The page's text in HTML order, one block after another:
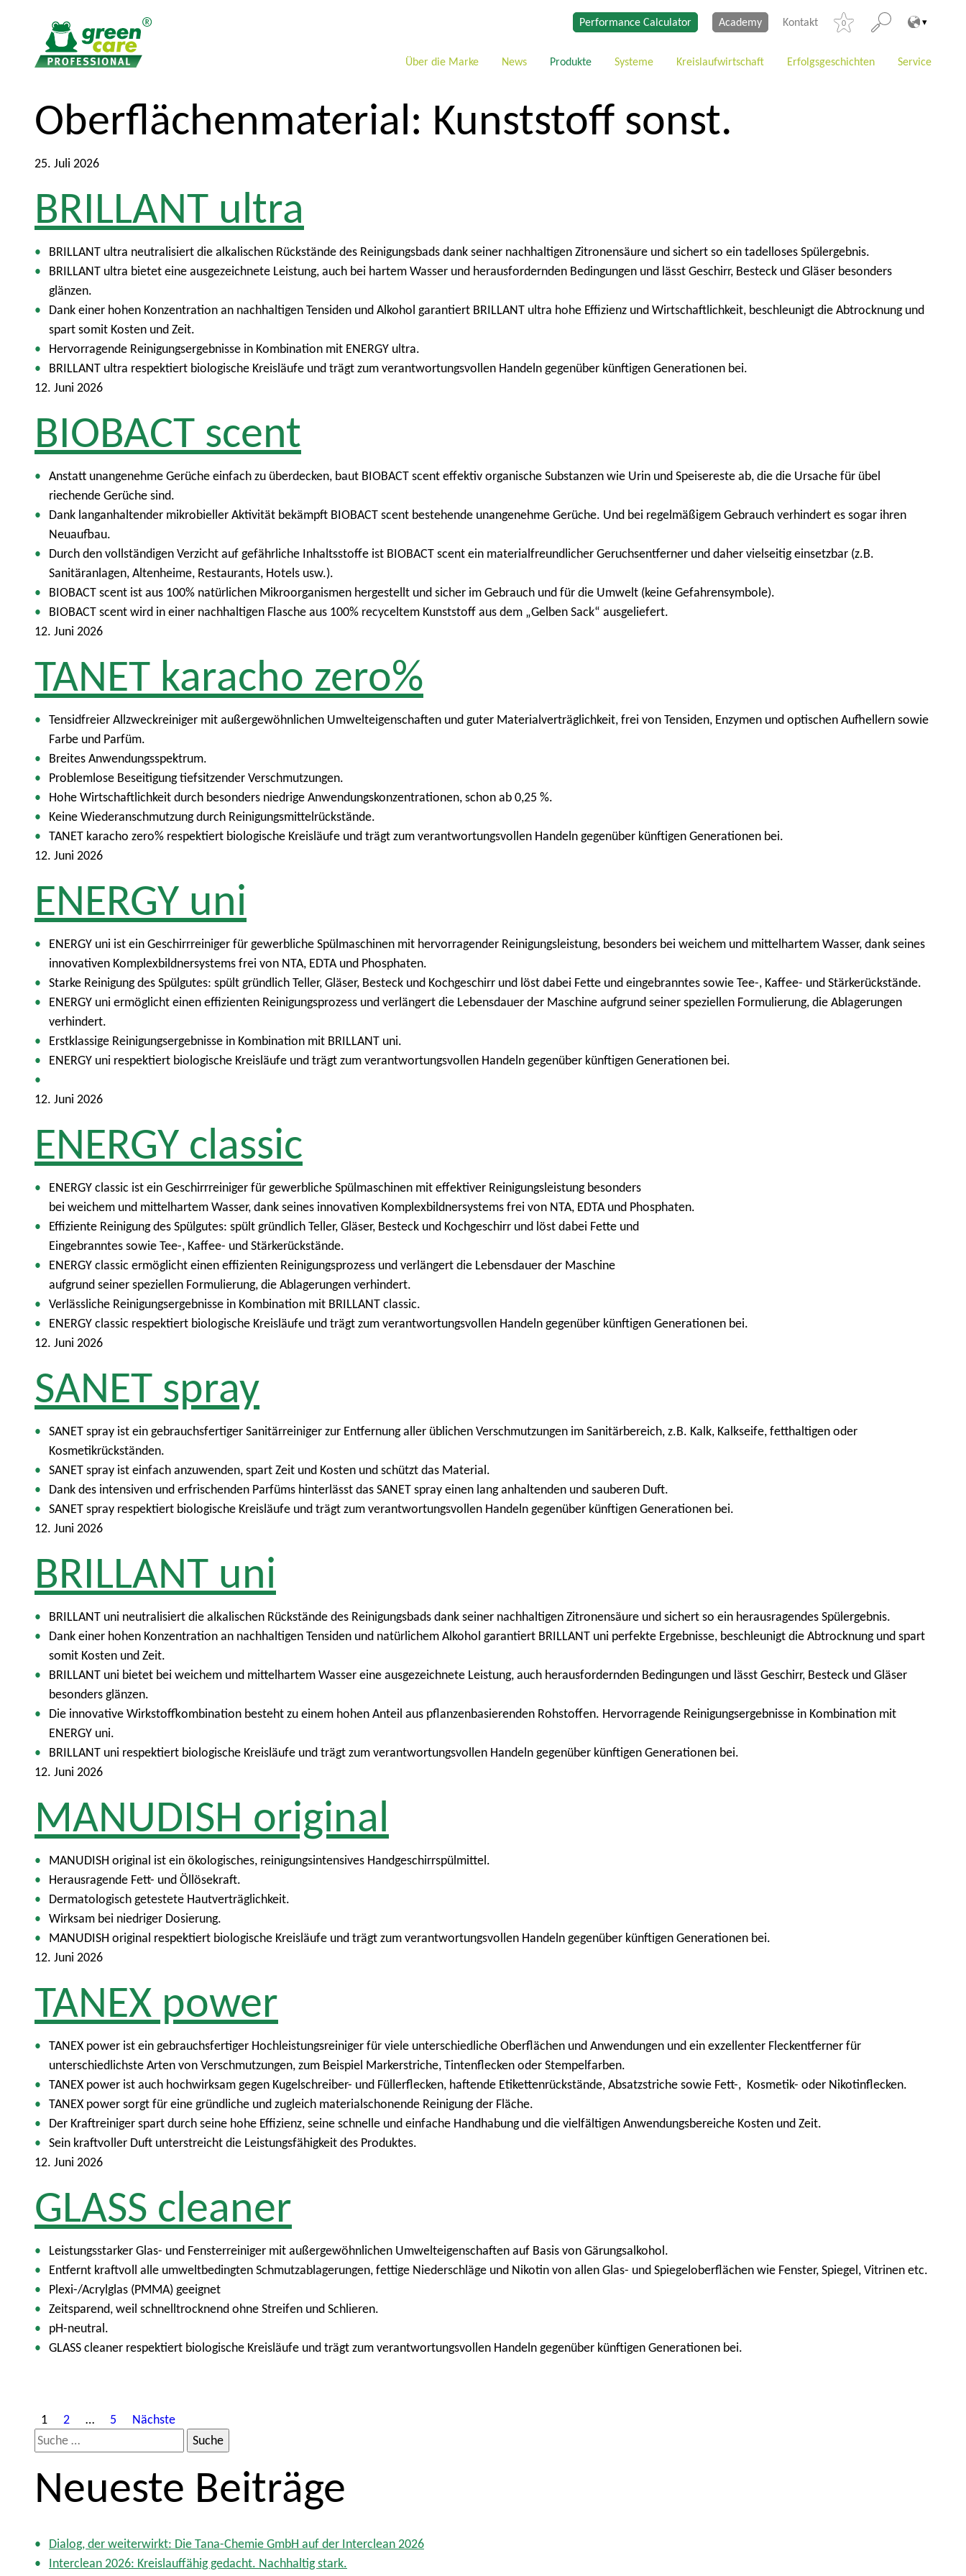
Performance Calculator Academy Kontakt 0
Über die Marke News Produkte Systeme Kreislaufwirtschaft Erfolgsgeschichten Service
Oberflächenmaterial: Kunststoff sonst.
25. Juli 2026
BRILLANT ultra
BRILLANT ultra neutralisiert die alkalischen Rückstände des Reinigungsbads dank seiner nachhaltigen Zitronensäure und sichert so ein tadelloses Spülergebnis.
BRILLANT ultra bietet eine ausgezeichnete Leistung, auch bei hartem Wasser und herausfordernden Bedingungen und lässt Geschirr, Besteck und Gläser besonders
glänzen.
Dank einer hohen Konzentration an nachhaltigen Tensiden und Alkohol garantiert BRILLANT ultra hohe Effizienz und Wirtschaftlichkeit, beschleunigt die Abtrocknung und
spart somit Kosten und Zeit.
Hervorragende Reinigungsergebnisse in Kombination mit ENERGY ultra.
BRILLANT ultra respektiert biologische Kreisläufe und trägt zum verantwortungsvollen Handeln gegenüber künftigen Generationen bei.
12. Juni 2026
BIOBACT scent
Anstatt unangenehme Gerüche einfach zu überdecken, baut BIOBACT scent effektiv organische Substanzen wie Urin und Speisereste ab, die die Ursache für übel
riechende Gerüche sind.
Dank langanhaltender mikrobieller Aktivität bekämpft BIOBACT scent bestehende unangenehme Gerüche. Und bei regelmäßigem Gebrauch verhindert es sogar ihren
Neuaufbau.
Durch den vollständigen Verzicht auf gefährliche Inhaltsstoffe ist BIOBACT scent ein materialfreundlicher Geruchsentferner und daher vielseitig einsetzbar (z.B.
Sanitäranlagen, Altenheime, Restaurants, Hotels usw.).
BIOBACT scent ist aus 100% natürlichen Mikroorganismen hergestellt und sicher im Gebrauch und für die Umwelt (keine Gefahrensymbole).
BIOBACT scent wird in einer nachhaltigen Flasche aus 100% recyceltem Kunststoff aus dem „Gelben Sack“ ausgeliefert.
12. Juni 2026
TANET karacho zero%
Tensidfreier Allzweckreiniger mit außergewöhnlichen Umwelteigenschaften und guter Materialverträglichkeit, frei von Tensiden, Enzymen und optischen Aufhellern sowie
Farbe und Parfüm.
Breites Anwendungsspektrum.
Problemlose Beseitigung tiefsitzender Verschmutzungen.
Hohe Wirtschaftlichkeit durch besonders niedrige Anwendungskonzentrationen, schon ab 0,25 %.
Keine Wiederanschmutzung durch Reinigungsmittelrückstände.
TANET karacho zero% respektiert biologische Kreisläufe und trägt zum verantwortungsvollen Handeln gegenüber künftigen Generationen bei.
12. Juni 2026
ENERGY uni
ENERGY uni ist ein Geschirrreiniger für gewerbliche Spülmaschinen mit hervorragender Reinigungsleistung, besonders bei weichem und mittelhartem Wasser, dank seines
innovativen Komplexbildnersystems frei von NTA, EDTA und Phosphaten.
Starke Reinigung des Spülgutes: spült gründlich Teller, Gläser, Besteck und Kochgeschirr und löst dabei Fette und eingebranntes sowie Tee-, Kaffee- und Stärkerückstände.
ENERGY uni ermöglicht einen effizienten Reinigungsprozess und verlängert die Lebensdauer der Maschine aufgrund seiner speziellen Formulierung, die Ablagerungen
verhindert.
Erstklassige Reinigungsergebnisse in Kombination mit BRILLANT uni.
ENERGY uni respektiert biologische Kreisläufe und trägt zum verantwortungsvollen Handeln gegenüber künftigen Generationen bei.
12. Juni 2026
ENERGY classic
ENERGY classic ist ein Geschirrreiniger für gewerbliche Spülmaschinen mit effektiver Reinigungsleistung besonders
bei weichem und mittelhartem Wasser, dank seines innovativen Komplexbildnersystems frei von NTA, EDTA und Phosphaten.
Effiziente Reinigung des Spülgutes: spült gründlich Teller, Gläser, Besteck und Kochgeschirr und löst dabei Fette und
Eingebranntes sowie Tee-, Kaffee- und Stärkerückstände.
ENERGY classic ermöglicht einen effizienten Reinigungsprozess und verlängert die Lebensdauer der Maschine
aufgrund seiner speziellen Formulierung, die Ablagerungen verhindert.
Verlässliche Reinigungsergebnisse in Kombination mit BRILLANT classic.
ENERGY classic respektiert biologische Kreisläufe und trägt zum verantwortungsvollen Handeln gegenüber künftigen Generationen bei.
12. Juni 2026
SANET spray
SANET spray ist ein gebrauchsfertiger Sanitärreiniger zur Entfernung aller üblichen Verschmutzungen im Sanitärbereich, z.B. Kalk, Kalkseife, fetthaltigen oder
Kosmetikrückständen.
SANET spray ist einfach anzuwenden, spart Zeit und Kosten und schützt das Material.
Dank des intensiven und erfrischenden Parfüms hinterlässt das SANET spray einen lang anhaltenden und sauberen Duft.
SANET spray respektiert biologische Kreisläufe und trägt zum verantwortungsvollen Handeln gegenüber künftigen Generationen bei.
12. Juni 2026
BRILLANT uni
BRILLANT uni neutralisiert die alkalischen Rückstände des Reinigungsbads dank seiner nachhaltigen Zitronensäure und sichert so ein herausragendes Spülergebnis.
Dank einer hohen Konzentration an nachhaltigen Tensiden und natürlichem Alkohol garantiert BRILLANT uni perfekte Ergebnisse, beschleunigt die Abtrocknung und spart
somit Kosten und Zeit.
BRILLANT uni bietet bei weichem und mittelhartem Wasser eine ausgezeichnete Leistung, auch herausfordernden Bedingungen und lässt Geschirr, Besteck und Gläser
besonders glänzen.
Die innovative Wirkstoffkombination besteht zu einem hohen Anteil aus pflanzenbasierenden Rohstoffen. Hervorragende Reinigungsergebnisse in Kombination mit
ENERGY uni.
BRILLANT uni respektiert biologische Kreisläufe und trägt zum verantwortungsvollen Handeln gegenüber künftigen Generationen bei.
12. Juni 2026
MANUDISH original
MANUDISH original ist ein ökologisches, reinigungsintensives Handgeschirrspülmittel.
Herausragende Fett- und Öllösekraft.
Dermatologisch getestete Hautverträglichkeit.
Wirksam bei niedriger Dosierung.
MANUDISH original respektiert biologische Kreisläufe und trägt zum verantwortungsvollen Handeln gegenüber künftigen Generationen bei.
12. Juni 2026
TANEX power
TANEX power ist ein gebrauchsfertiger Hochleistungsreiniger für viele unterschiedliche Oberflächen und Anwendungen und ein exzellenter Fleckentferner für
unterschiedlichste Arten von Verschmutzungen, zum Beispiel Markerstriche, Tintenflecken oder Stempelfarben.
TANEX power ist auch hochwirksam gegen Kugelschreiber- und Füllerflecken, haftende Etikettenrückstände, Absatzstriche sowie Fett-, Kosmetik- oder Nikotinflecken.
TANEX power sorgt für eine gründliche und zugleich materialschonende Reinigung der Fläche.
Der Kraftreiniger spart durch seine hohe Effizienz, seine schnelle und einfache Handhabung und die vielfältigen Anwendungsbereiche Kosten und Zeit.
Sein kraftvoller Duft unterstreicht die Leistungsfähigkeit des Produktes.
12. Juni 2026
GLASS cleaner
Leistungsstarker Glas- und Fensterreiniger mit außergewöhnlichen Umwelteigenschaften auf Basis von Gärungsalkohol.
Entfernt kraftvoll alle umweltbedingten Schmutzablagerungen, fettige Niederschläge und Nikotin von allen Glas- und Spiegeloberflächen wie Fenster, Spiegel, Vitrinen etc.
Plexi-/Acrylglas (PMMA) geeignet
Zeitsparend, weil schnelltrocknend ohne Streifen und Schlieren.
pH-neutral.
GLASS cleaner respektiert biologische Kreisläufe und trägt zum verantwortungsvollen Handeln gegenüber künftigen Generationen bei.
S
e
i
t
n
1 2 … 5
Nächste
S
u
cNeueste Beiträge
Dialog, der weiterwirkt: Die Tana-Chemie GmbH auf der Interclean 2026
Interclean 2026: Kreislauffähig gedacht. Nachhaltig stark.